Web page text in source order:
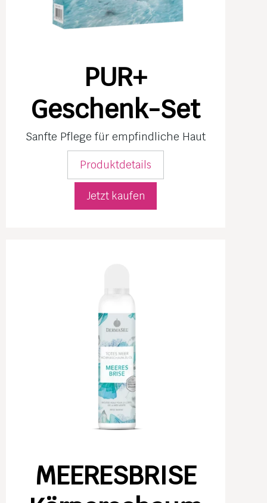
PUR+
Geschenk-Set
Sanfte Pflege für empfind­liche Haut
Produktdetails
Jetzt kaufen
MEERESBRISE